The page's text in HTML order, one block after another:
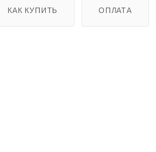
КАК КУПИТЬ ОПЛАТА